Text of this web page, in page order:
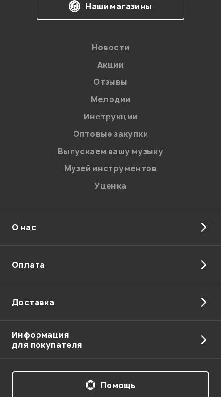
на обработку персональных данных в
Политикой в отношении обработки
персональных данных.
Введите проверочное число:
Отправить
Наши магазины
Новости
Акции
Отзывы
Мелодии
Инструкции
Оптовые закупки
Выпускаем вашу музыку
Музей инструментов
Уценка
О нас
Оплата
Доставка
Информация
для покупателя
Помощь